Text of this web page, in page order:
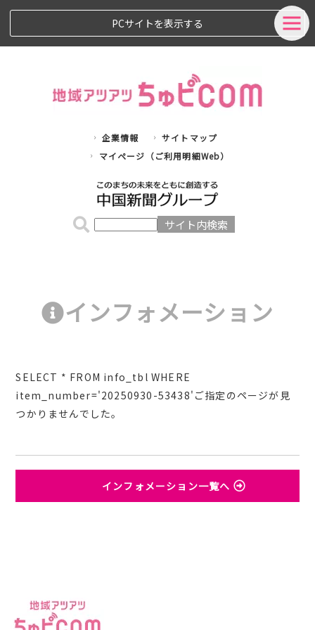
PCサイトを表示する
企業情報
サイトマップ
マイページ（ご利用明細Web）
インフォメーション
SELECT * FROM info_tbl WHERE
item_number='20250930-53438'ご指定のページが見
つかりませんでした。
インフォメーション一覧へ